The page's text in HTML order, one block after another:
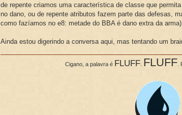
de repente criamos uma característica de classe que
no dano, ou de repente atributos fazem parte das defesas,
como fazíamos no e8: metade do BBA é dano extra da arma).
Ainda estou digerindo a conversa aqui, mas tentando um
Cigano, a palavra é FLUFF. FLUFF.